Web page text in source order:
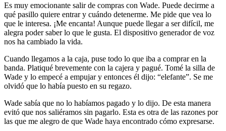
Es muy emocionante salir de compras con Wade. Puede decirme a
qué pasillo quiere entrar y cuándo detenerme. Me pide que vea lo
que le interesa. ¡Me encanta! Aunque puede llegar a ser difícil, me
alegra poder saber lo que le gusta. El dispositivo generador de voz
nos ha cambiado la vida.
Cuando llegamos a la caja, puse todo lo que iba a comprar en la
banda. Platiqué brevemente con la cajera y pagué. Tomé la silla de
Wade y lo empecé a empujar y entonces él dijo: “elefante”. Se me
olvidó que lo había puesto en su regazo.
Wade sabía que no lo habíamos pagado y lo dijo. De esta manera
evitó que nos saliéramos sin pagarlo. Esta es otra de las razones por
las que me alegro de que Wade haya encontrado cómo expresarse.